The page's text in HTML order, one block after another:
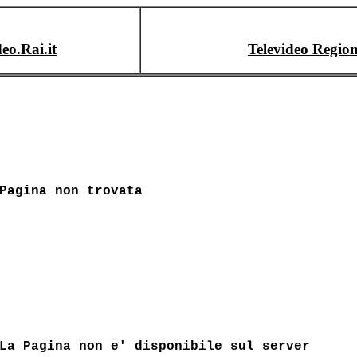
Televideo
Pagina non trovata
La Pagina non e' disponibile sul server